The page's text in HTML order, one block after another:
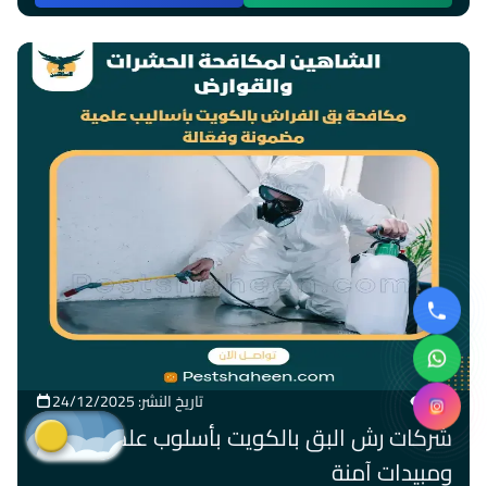
454 تاريخ النشر: 24/12/2025
شركات رش البق بالكويت بأسلوب علمي
ومبيدات آمنة